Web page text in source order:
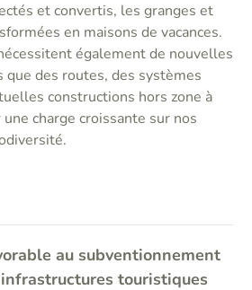
et convertis, les granges et
en maisons de vacances.
également de nouvelles
des routes, des systèmes
constructions hors zone à
charge croissante sur nos
au subventionnement
touristiques